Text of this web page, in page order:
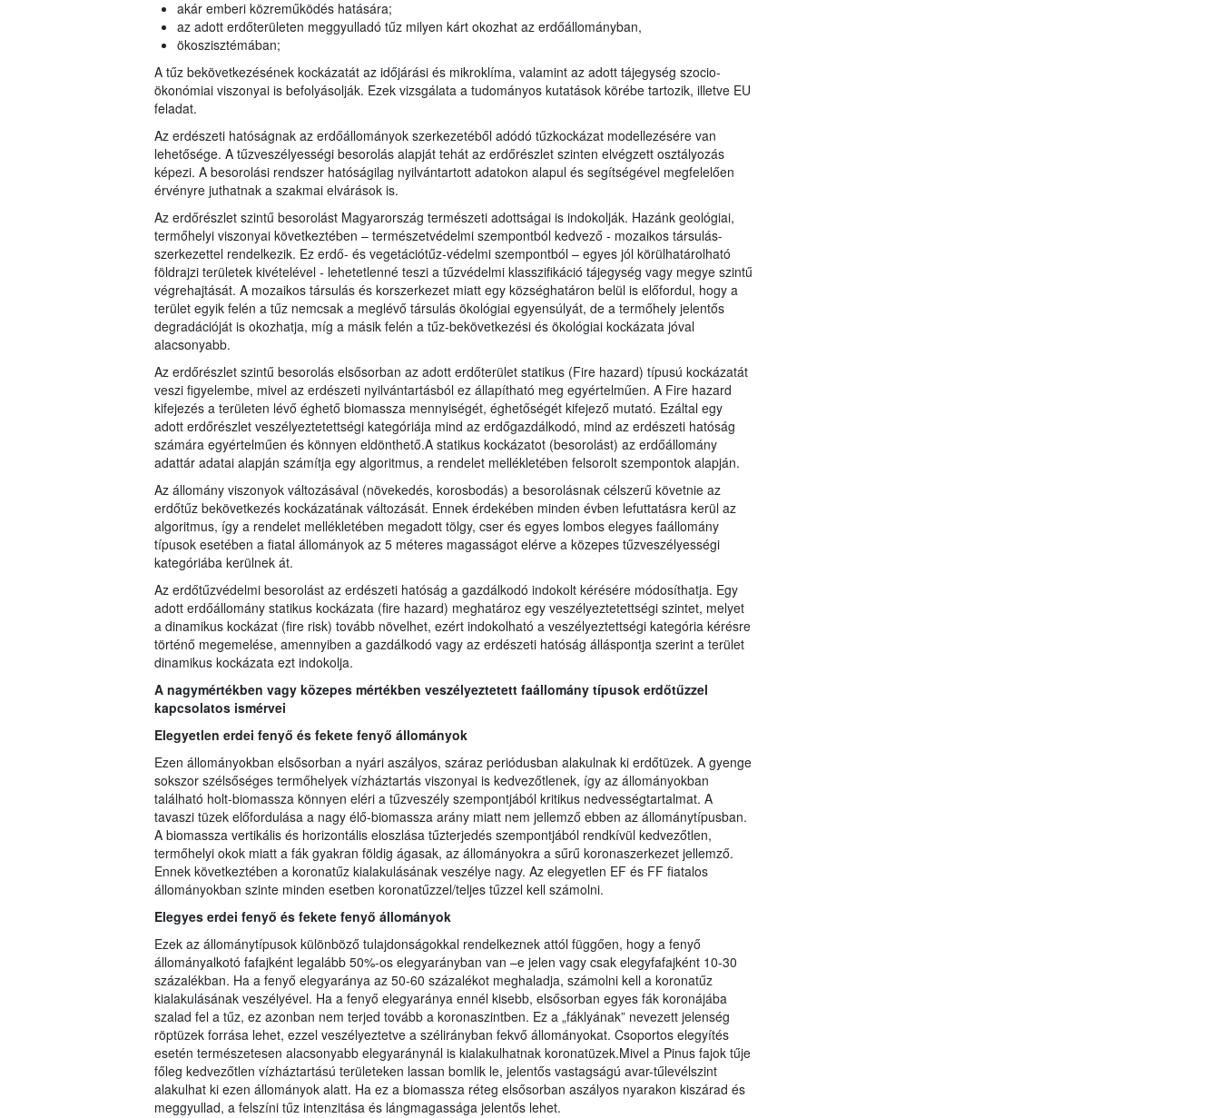
akár emberi közreműködés hatására;
az adott erdőterületen meggyulladó tűz milyen kárt okozhat az erdőállományban,
ökoszisztémában;
A tűz bekövetkezésének kockázatát az időjárási és mikroklíma, valamint az adott tájegység szocio-
ökonómiai viszonyai is befolyásolják. Ezek vizsgálata a tudományos kutatások körébe tartozik, illetve EU
feladat.
Az erdészeti hatóságnak az erdőállományok szerkezetéből adódó tűzkockázat modellezésére van
lehetősége. A tűzveszélyességi besorolás alapját tehát az erdőrészlet szinten elvégzett osztályozás
képezi. A besorolási rendszer hatóságilag nyilvántartott adatokon alapul és segítségével megfelelően
érvényre juthatnak a szakmai elvárások is.
Az erdőrészlet szintű besorolást Magyarország természeti adottságai is indokolják. Hazánk geológiai,
termőhelyi viszonyai következtében – természetvédelmi szempontból kedvező - mozaikos társulás-
szerkezettel rendelkezik. Ez erdő- és vegetációtűz-védelmi szempontból – egyes jól körülhatárolható
földrajzi területek kivételével - lehetetlenné teszi a tűzvédelmi klasszifikáció tájegység vagy megye szintű
végrehajtását. A mozaikos társulás és korszerkezet miatt egy községhatáron belül is előfordul, hogy a
terület egyik felén a tűz nemcsak a meglévő társulás ökológiai egyensúlyát, de a termőhely jelentős
degradációját is okozhatja, míg a másik felén a tűz-bekövetkezési és ökológiai kockázata jóval
alacsonyabb.
Az erdőrészlet szintű besorolás elsősorban az adott erdőterület statikus (Fire hazard) típusú kockázatát
veszi figyelembe, mivel az erdészeti nyilvántartásból ez állapítható meg egyértelműen. A Fire hazard
kifejezés a területen lévő éghető biomassza mennyiségét, éghetőségét kifejező mutató. Ezáltal egy
adott erdőrészlet veszélyeztetettségi kategóriája mind az erdőgazdálkodó, mind az erdészeti hatóság
számára egyértelműen és könnyen eldönthető.A statikus kockázatot (besorolást) az erdőállomány
adattár adatai alapján számítja egy algoritmus, a rendelet mellékletében felsorolt szempontok alapján.
Az állomány viszonyok változásával (növekedés, korosbodás) a besorolásnak célszerű követnie az
erdőtűz bekövetkezés kockázatának változását. Ennek érdekében minden évben lefuttatásra kerül az
algoritmus, így a rendelet mellékletében megadott tölgy, cser és egyes lombos elegyes faállomány
típusok esetében a fiatal állományok az 5 méteres magasságot elérve a közepes tűzveszélyességi
kategóriába kerülnek át.
Az erdőtűzvédelmi besorolást az erdészeti hatóság a gazdálkodó indokolt kérésére módosíthatja. Egy
adott erdőállomány statikus kockázata (fire hazard) meghatároz egy veszélyeztetettségi szintet, melyet
a dinamikus kockázat (fire risk) tovább növelhet, ezért indokolható a veszélyeztettségi kategória kérésre
történő megemelése, amennyiben a gazdálkodó vagy az erdészeti hatóság álláspontja szerint a terület
dinamikus kockázata ezt indokolja.
A nagymértékben vagy közepes mértékben veszélyeztetett faállomány típusok erdőtűzzel
kapcsolatos ismérvei
Elegyetlen erdei fenyő és fekete fenyő állományok
Ezen állományokban elsősorban a nyári aszályos, száraz periódusban alakulnak ki erdőtüzek. A gyenge
sokszor szélsőséges termőhelyek vízháztartás viszonyai is kedvezőtlenek, így az állományokban
található holt-biomassza könnyen eléri a tűzveszély szempontjából kritikus nedvességtartalmat. A
tavaszi tüzek előfordulása a nagy élő-biomassza arány miatt nem jellemző ebben az állománytípusban.
A biomassza vertikális és horizontális eloszlása tűzterjedés szempontjából rendkívül kedvezőtlen,
termőhelyi okok miatt a fák gyakran földig ágasak, az állományokra a sűrű koronaszerkezet jellemző.
Ennek következtében a koronatűz kialakulásának veszélye nagy. Az elegyetlen EF és FF fiatalos
állományokban szinte minden esetben koronatűzzel/teljes tűzzel kell számolni.
Elegyes erdei fenyő és fekete fenyő állományok
Ezek az állománytípusok különböző tulajdonságokkal rendelkeznek attól függően, hogy a fenyő
állományalkotó fafajként legalább 50%-os elegyarányban van –e jelen vagy csak elegyfafajként 10-30
százalékban. Ha a fenyő elegyaránya az 50-60 százalékot meghaladja, számolni kell a koronatűz
kialakulásának veszélyével. Ha a fenyő elegyaránya ennél kisebb, elsősorban egyes fák koronájába
szalad fel a tűz, ez azonban nem terjed tovább a koronaszintben. Ez a „fáklyának” nevezett jelenség
röptüzek forrása lehet, ezzel veszélyeztetve a szélirányban fekvő állományokat. Csoportos elegyítés
esetén természetesen alacsonyabb elegyaránynál is kialakulhatnak koronatüzek.Mivel a Pinus fajok tűje
főleg kedvezőtlen vízháztartású területeken lassan bomlik le, jelentős vastagságú avar-tűlevélszint
alakulhat ki ezen állományok alatt. Ha ez a biomassza réteg elsősorban aszályos nyarakon kiszárad és
meggyullad, a felszíni tűz intenzitása és lángmagassága jelentős lehet.